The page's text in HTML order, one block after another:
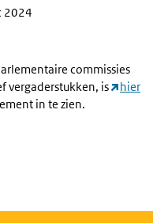
2024
commissies
vergaderstukken, is
hier
in te zien.